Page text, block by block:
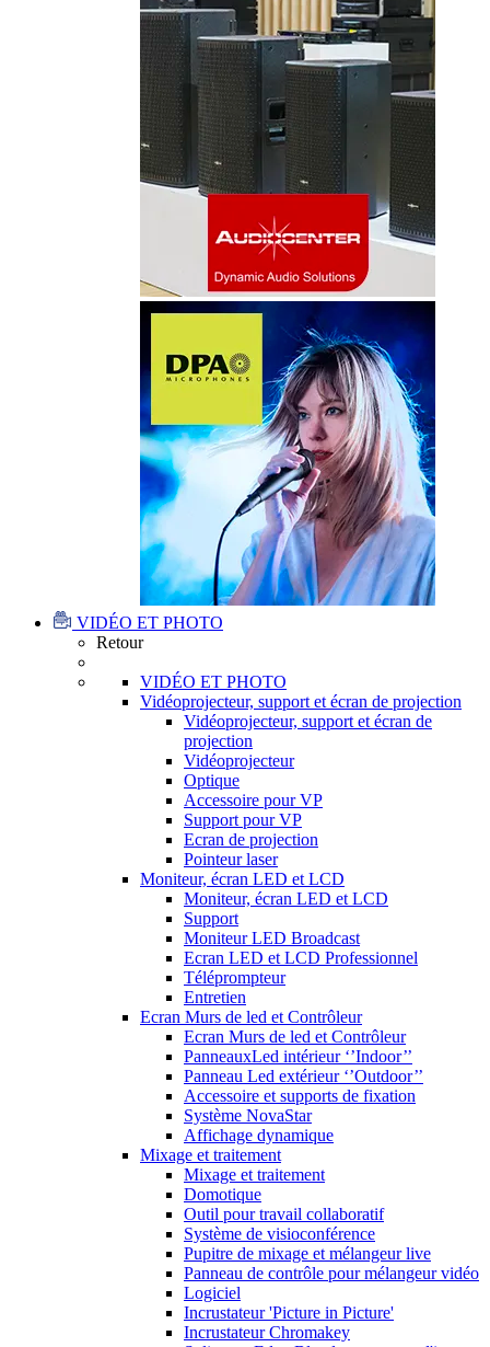
VIDÉO ET PHOTO
Retour
VIDÉO ET PHOTO
Vidéoprojecteur, support et écran de projection
Vidéoprojecteur, support et écran de
projection
Vidéoprojecteur
Optique
Accessoire pour VP
Support pour VP
Ecran de projection
Pointeur laser
Moniteur, écran LED et LCD
Moniteur, écran LED et LCD
Support
Moniteur LED Broadcast
Ecran LED et LCD Professionnel
Téléprompteur
Entretien
Ecran Murs de led et Contrôleur
Ecran Murs de led et Contrôleur
PanneauxLed intérieur ‘’Indoor’’
Panneau Led extérieur ‘’Outdoor’’
Accessoire et supports de fixation
Système NovaStar
Affichage dynamique
Mixage et traitement
Mixage et traitement
Domotique
Outil pour travail collaboratif
Système de visioconférence
Pupitre de mixage et mélangeur live
Panneau de contrôle pour mélangeur vidéo
Logiciel
Incrustateur 'Picture in Picture'
Incrustateur Chromakey